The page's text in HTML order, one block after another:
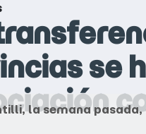
se
la semana